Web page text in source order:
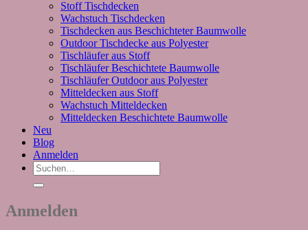
Stoff Tischdecken
Wachstuch Tischdecken
Tischdecken aus Beschichteter Baumwolle
Outdoor Tischdecke aus Polyester
Tischläufer aus Stoff
Tischläufer Beschichtete Baumwolle
Tischläufer Outdoor aus Polyester
Mitteldecken aus Stoff
Wachstuch Mitteldecken
Mitteldecken Beschichtete Baumwolle
Neu
Blog
Anmelden
Suchen
nach:
Anmelden